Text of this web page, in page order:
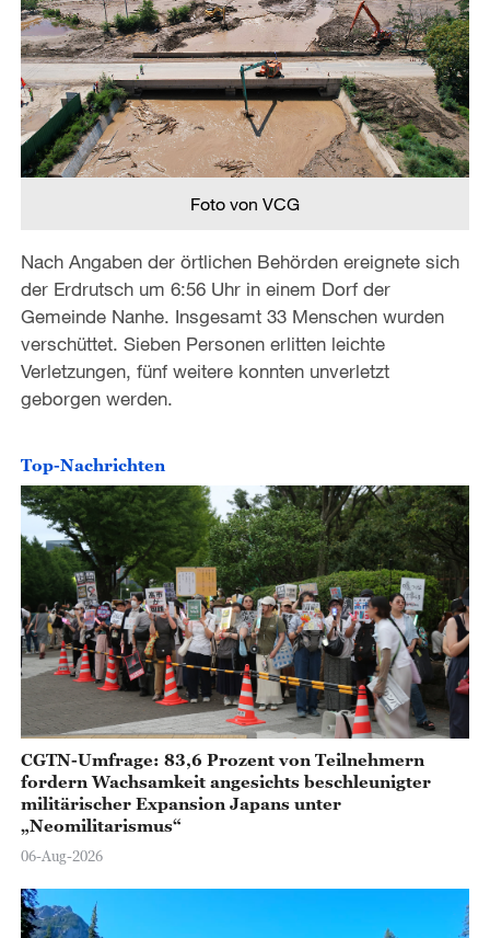
Foto von VCG
Nach Angaben der örtlichen Behörden ereignete sich
der Erdrutsch um 6:56 Uhr in einem Dorf der
Gemeinde Nanhe. Insgesamt 33 Menschen wurden
verschüttet. Sieben Personen erlitten leichte
Verletzungen, fünf weitere konnten unverletzt
geborgen werden.
Top-Nachrichten
CGTN-Umfrage: 83,6 Prozent von Teilnehmern
fordern Wachsamkeit angesichts beschleunigter
militärischer Expansion Japans unter
„Neomilitarismus“
06-Aug-2026